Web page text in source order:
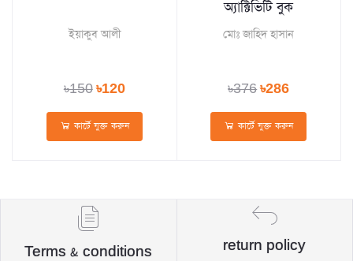
ইয়াকুব আলী
৳150৳120
কার্টে যুক্ত করুন
অ্যাক্টিভিটি বুক
মোঃ জাহিদ হাসান
৳376৳286
কার্টে যুক্ত করুন
Terms & conditions return policy